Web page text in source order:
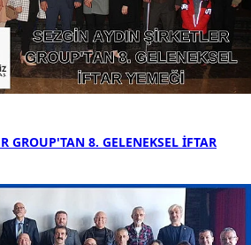
GROUP'TAN 8. GELENEKSEL İFTAR